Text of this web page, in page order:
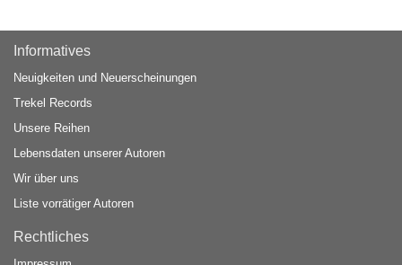
Informatives
Neuigkeiten und Neuerscheinungen
Trekel Records
Unsere Reihen
Lebensdaten unserer Autoren
Wir über uns
Liste vorrätiger Autoren
Rechtliches